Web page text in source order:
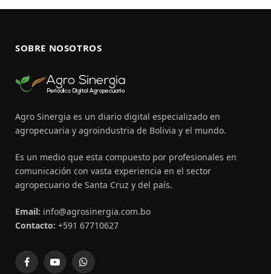
SOBRE NOSOTROS
Agro Sinergia es un diario digital especializado en
agropecuaria y agroindustria de Bolivia y el mundo.
Es un medio que esta compuesto por profesionales en
comunicación con vasta experiencia en el sector
agropecuario de Santa Cruz y del país.
Email: info@agrosinergia.com.bo
Contacto: +591 67710627
FacebookYouTubeWhatsApp